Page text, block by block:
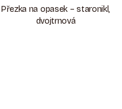
Přezka na opasek – staronikl,
dvojtrnová